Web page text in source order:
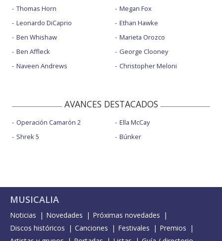
Thomas Horn
Leonardo DiCaprio
Ben Whishaw
Ben Affleck
Naveen Andrews
Megan Fox
Ethan Hawke
Marieta Orozco
George Clooney
Christopher Meloni
AVANCES DESTACADOS
Operación Camarón 2
Shrek 5
Ella McCay
Búnker
MUSICALIA
Noticias Novedades
Próximas novedades
Discos históricos
Canciones Festivales
Premios